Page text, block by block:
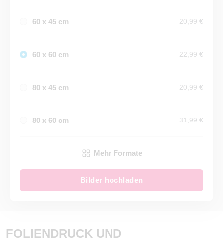
60 x 45 cm 20,99 €
60 x 60 cm 22,99 €
80 x 45 cm 20,99 €
80 x 60 cm 31,99 €
Mehr Formate
Bilder hochladen
FOLIENDRUCK UND